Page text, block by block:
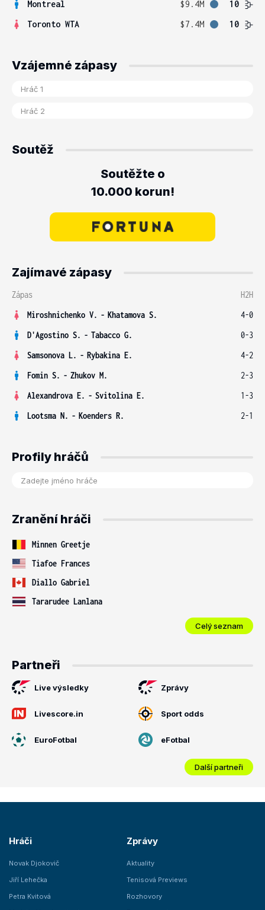
Montreal $9.4M
10
Toronto WTA
$7.4M 10
Vzájemné zápasy
Soutěž
Soutěžte o
10.000 korun!
Zajímavé zápasy
Zápas
H2H
Miroshnichenko V. - Khatamova S.
4-0
D'Agostino S. - Tabacco G.
0-3
Samsonova L. - Rybakina E.
4-2
Fomin S. - Zhukov M.
2-3
Alexandrova E. - Svitolina E.
1-3
Lootsma N. - Koenders R. 2-1
Profily hráčů
Zranění hráči
Minnen Greetje
Tiafoe Frances
Diallo Gabriel
Tararudee Lanlana
Celý seznam
Partneři
Live výsledky Zprávy
Livescore.in Sport odds
EuroFotbal eFotbal
Další partneři
Hráči
Novak Djokovič
Jiří Lehečka
Petra Kvitová
Zprávy
Aktuality
Tenisová Previews
Rozhovory